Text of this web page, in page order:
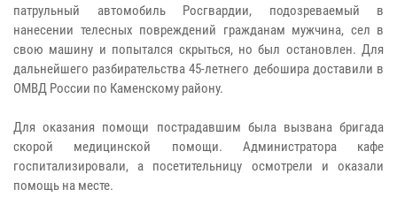
патрульный автомобиль Росгвардии, подозреваемый в
нанесении телесных повреждений гражданам мужчина, сел в
свою машину и попытался скрыться, но был остановлен. Для
дальнейшего разбирательства 45-летнего дебошира доставили в
ОМВД России по Каменскому району.
Для оказания помощи пострадавшим была вызвана бригада
скорой медицинской помощи. Администратора кафе
госпитализировали, а посетительницу осмотрели и оказали
помощь на месте.